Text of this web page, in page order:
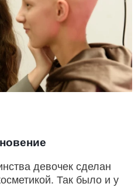
девочек сделан
Так было и у